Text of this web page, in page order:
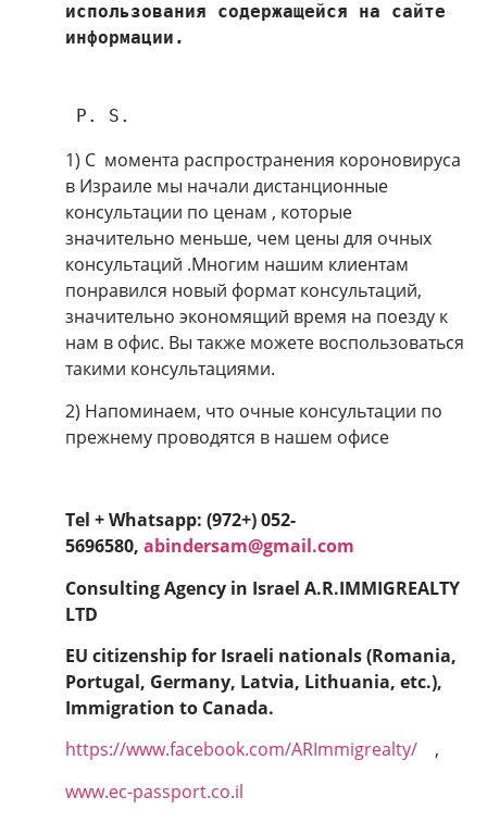
использования содержащейся на сайте
P. S.
1) С момента распространения короновируса
в Израиле мы начали дистанционные
консультации по ценам , которые
значительно меньше, чем цены для очных
консультаций .Многим нашим клиентам
понравился новый формат консультаций,
значительно экономящий время на поезду к
нам в офис. Вы также можете воспользоваться
такими консультациями.
2) Напоминаем, что очные консультации по
прежнему проводятся в нашем офисе
Tel + Whatsapp: (972+) 052-
5696580, abindersam@gmail.com
Consulting Agency in Israel A.R.IMMIGREALTY
LTD
EU citizenship for Israeli nationals (Romania,
Portugal, Germany, Latvia, Lithuania, etc.),
Immigration to Canada.
https://www.facebook.com/ARImmigrealty/ ,
www.ec-passport.co.il